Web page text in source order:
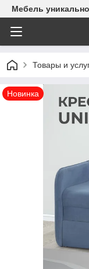
Mебель
Товары и
Новинка